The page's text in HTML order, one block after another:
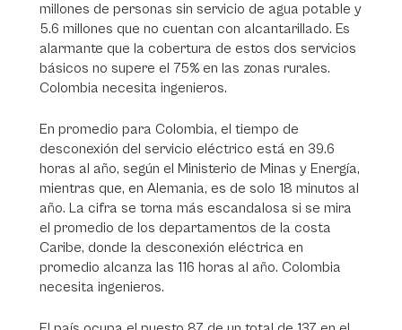
millones de personas sin servicio de agua potable y
5.6 millones que no cuentan con alcantarillado. Es
alarmante que la cobertura de estos dos servicios
básicos no supere el 75% en las zonas rurales.
Colombia necesita ingenieros.
En promedio para Colombia, el tiempo de
desconexión del servicio eléctrico está en 39.6
horas al año, según el Ministerio de Minas y Energía,
mientras que, en Alemania, es de solo 18 minutos al
año. La cifra se torna más escandalosa si se mira
el promedio de los departamentos de la costa
Caribe, donde la desconexión eléctrica en
promedio alcanza las 116 horas al año. Colombia
necesita ingenieros.